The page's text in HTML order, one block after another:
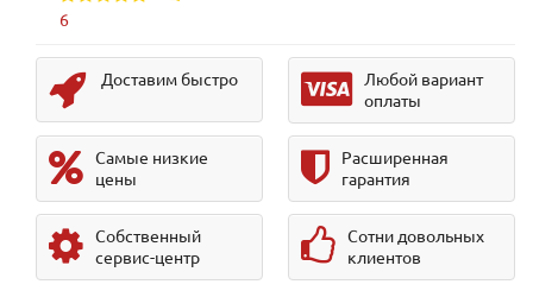
6
Доставим быстро
Любой вариант
оплаты
Самые низкие
цены
Расширенная
гарантия
Собственный
сервис-центр
Сотни довольных
клиентов